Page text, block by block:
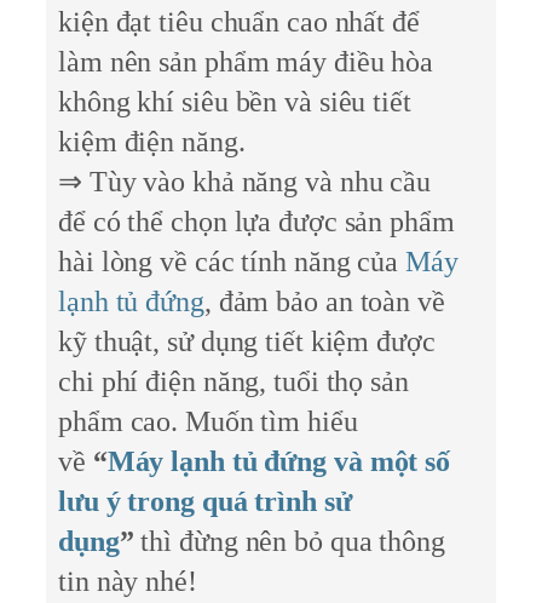
kiện đạt tiêu chuẩn cao nhất để
làm nên sản phẩm máy điều hòa
không khí siêu bền và siêu tiết
kiệm điện năng.
⇒ Tùy vào khả năng và nhu cầu
để có thể chọn lựa được sản phẩm
hài lòng về các tính năng của Máy
lạnh tủ đứng, đảm bảo an toàn về
kỹ thuật, sử dụng tiết kiệm được
chi phí điện năng, tuổi thọ sản
phẩm cao. Muốn tìm hiểu
về “Máy lạnh tủ đứng và một số
lưu ý trong quá trình sử
dụng” thì đừng nên bỏ qua thông
tin này nhé!